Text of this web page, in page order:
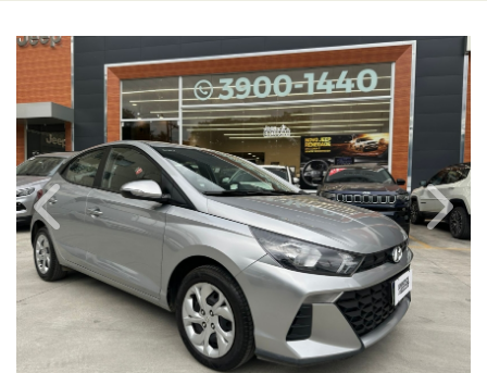
Previous Next